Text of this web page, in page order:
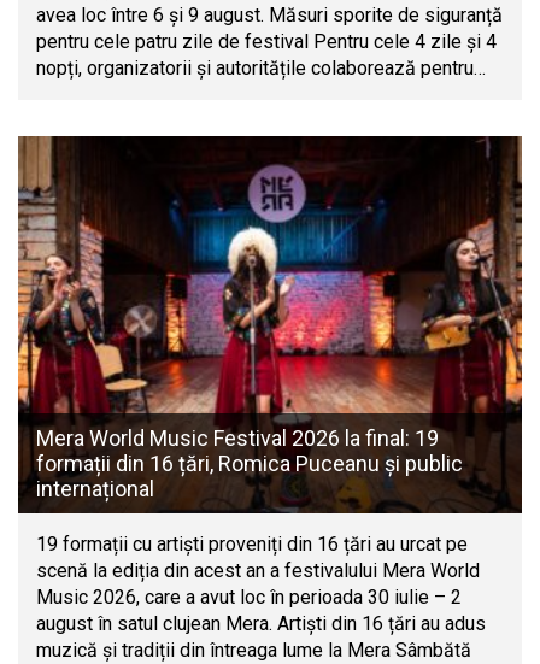
avea loc între 6 și 9 august. Măsuri sporite de siguranță
pentru cele patru zile de festival Pentru cele 4 zile și 4
nopți, organizatorii și autoritățile colaborează pentru…
Mera World Music Festival 2026 la final: 19
formații din 16 țări, Romica Puceanu și public
internațional
19 formații cu artiști proveniți din 16 țări au urcat pe
scenă la ediția din acest an a festivalului Mera World
Music 2026, care a avut loc în perioada 30 iulie – 2
august în satul clujean Mera. Artiști din 16 țări au adus
muzică și tradiții din întreaga lume la Mera Sâmbătă